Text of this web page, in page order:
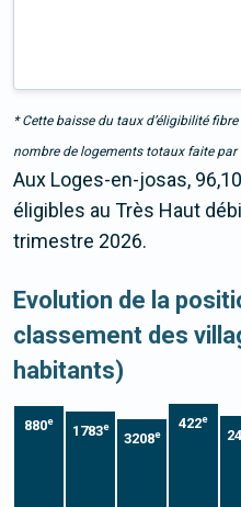
* Cette baisse du taux d’éligibilité
nombre de logements totaux faite par
Aux Loges-en-josas,
éligibles au Très Haut
trimestre 2026.
Evolution de la
classement des
habitants)
880e
1783e
3208e
422e